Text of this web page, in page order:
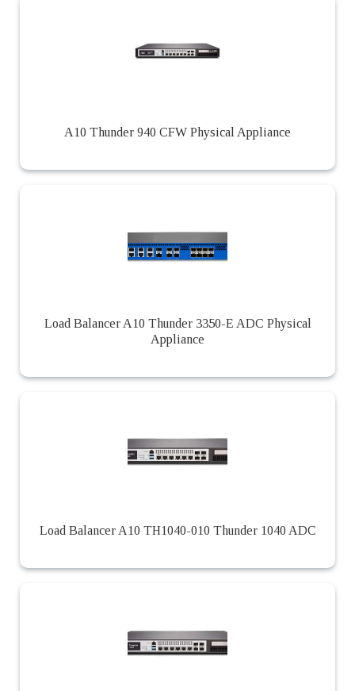
A10 Thunder 940 CFW Physical Appliance
Load Balancer A10 Thunder 3350-E ADC Physical
Appliance
Load Balancer A10 TH1040-010 Thunder 1040 ADC